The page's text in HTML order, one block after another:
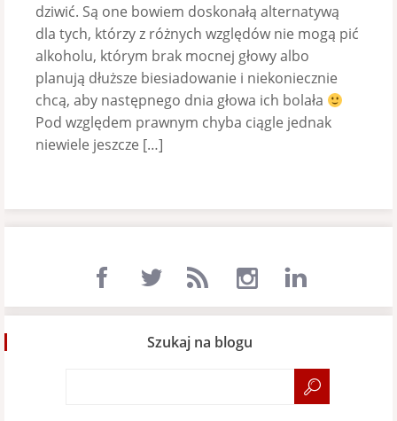
dziwić. Są one bowiem doskonałą alternatywą
dla tych, którzy z różnych względów nie mogą pić
alkoholu, którym brak mocnej głowy albo
planują dłuższe biesiadowanie i niekoniecznie
chcą, aby następnego dnia głowa ich bolała
Pod względem prawnym chyba ciągle jednak
niewiele jeszcze […]
Szukaj na blogu